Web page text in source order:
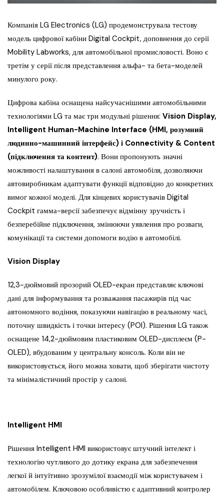
Компанія LG Electronics (LG) продемонструвала тестову
модель цифрової кабіни Digital Cockpit, доповнення до серії
Mobility Labworks, для автомобільної промисловості. Воно є
третім у серії після представлення альфа- та бета-моделей
минулого року.
Цифрова кабіна оснащена найсучаснішими автомобільними
технологіями LG та має три модульні рішення: Vision Display,
Intelligent Human-Machine Interface (HMI, розумний
людинно-машинний інтерфейс) і Connectivity & Content
(підключення та контент). Вони пропонують значні
можливості налаштування в салоні автомобіля, дозволяючи
автовиробникам адаптувати функції відповідно до конкретних
вимог кожної моделі. Для кінцевих користувачів Digital
Cockpit гамма-версії забезпечує відмінну зручність і
безперебійне підключення, змінюючи уявлення про розваги,
комунікації та системи допомоги водію в автомобілі.
Vision Display
12,3-дюймовий прозорий OLED-екран представляє ключові
дані для інформування та розважання пасажирів під час
автономного водіння, показуючи навігацію в реальному часі,
поточну швидкість і точки інтересу (POI). Рішення LG також
оснащене 14,2-дюймовим пластиковим OLED-дисплеєм (P-
OLED), вбудованим у центральну консоль. Коли він не
використовується, його можна ховати, щоб зберігати чистоту
та мінімалістичний простір у салоні.
Intelligent HMI
Рішення Intelligent HMI використовує штучний інтелект і
технологію чутливого до дотику екрана для забезпечення
легкої й інтуїтивно зрозумілої взаємодії між користувачем і
автомобілем. Ключовою особливістю є адаптивний контролер